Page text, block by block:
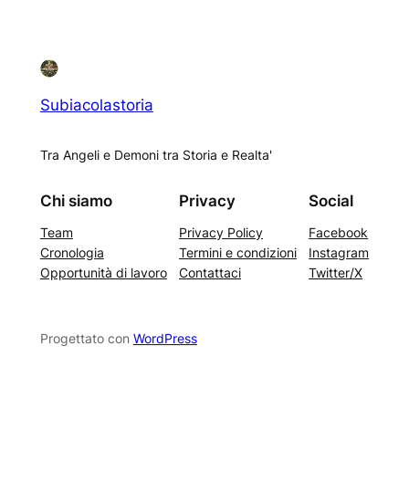
Subiacolastoria
Tra Angeli e Demoni tra Storia e Realta'
Chi siamo
Team
Cronologia
Opportunità di lavoro
Privacy
Privacy Policy
Termini e condizioni
Contattaci
Social
Facebook
Instagram
Twitter/X
Progettato con WordPress